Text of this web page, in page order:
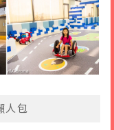
人包